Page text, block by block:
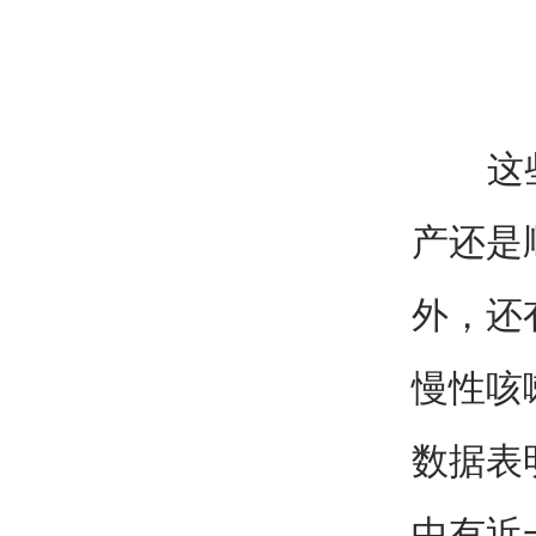
这些
产还是
外，还
慢性咳
数据表